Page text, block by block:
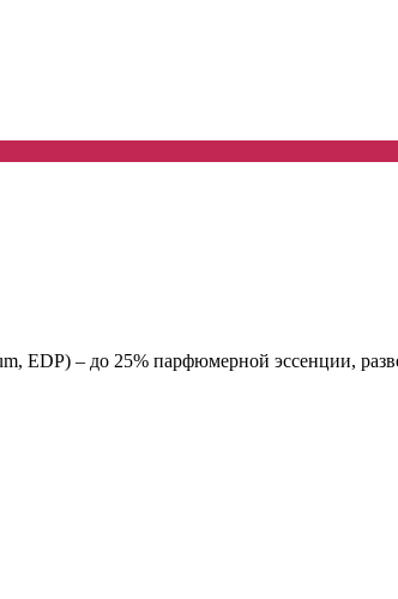
EDP) – до 25% парфюмерной эссенции,